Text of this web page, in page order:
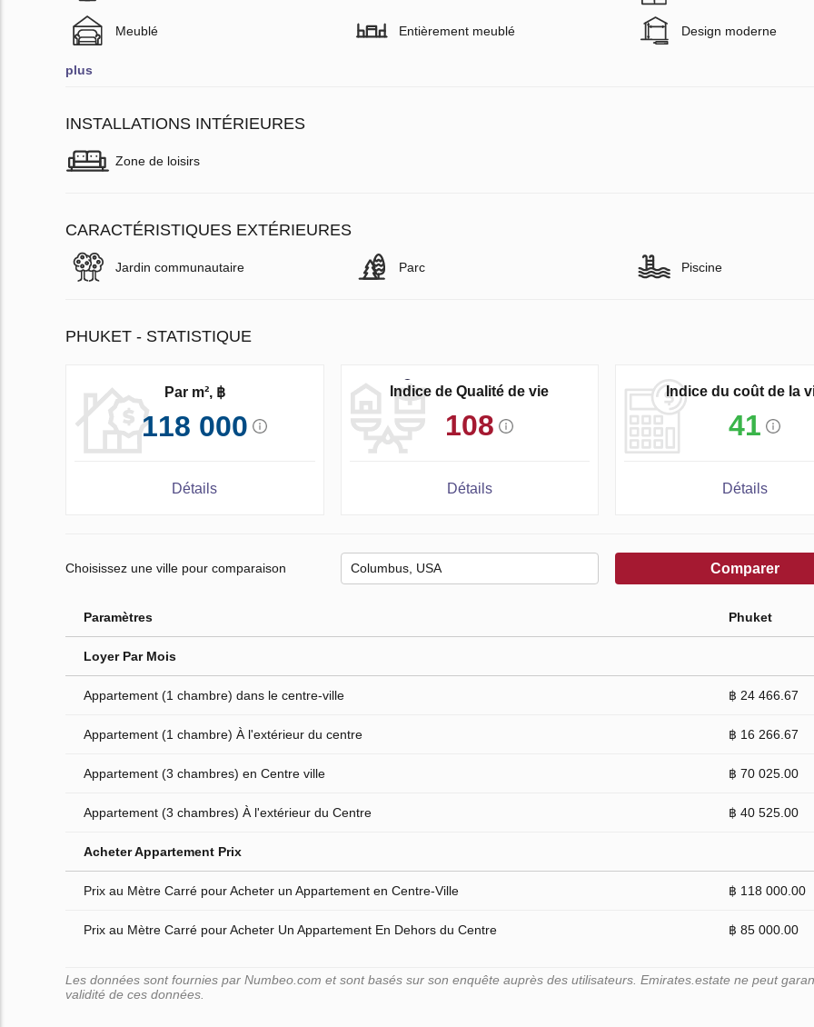
Meublé Entièrement meublé Design moderne
plus
INSTALLATIONS INTÉRIEURES
Zone de loisirs
CARACTÉRISTIQUES EXTÉRIEURES
Jardin communautaire Parc Piscine
PHUKET - STATISTIQUE
Par m², ฿
118 000
Détails
Indice de Qualité de vie
108
Détails
Indice du coût de la
41
Détails
Choisissez une ville pour comparaison Comparer
Paramètres Phuket
Loyer Par Mois
Appartement (1 chambre) dans le centre-ville ฿ 24 466.67
Appartement (1 chambre) À l'extérieur du centre ฿ 16 266.67
Appartement (3 chambres) en Centre ville ฿ 70 025.00
Appartement (3 chambres) À l'extérieur du Centre ฿ 40 525.00
Acheter Appartement Prix
Prix au Mètre Carré pour Acheter un Appartement en Centre-Ville ฿ 118 000.00
Prix au Mètre Carré pour Acheter Un Appartement En Dehors du Centre ฿ 85 000.00
Les données sont fournies par Numbeo.com et sont basés sur son enquête auprès des utilisateurs. Emirates.estate ne peut
validité de ces données.